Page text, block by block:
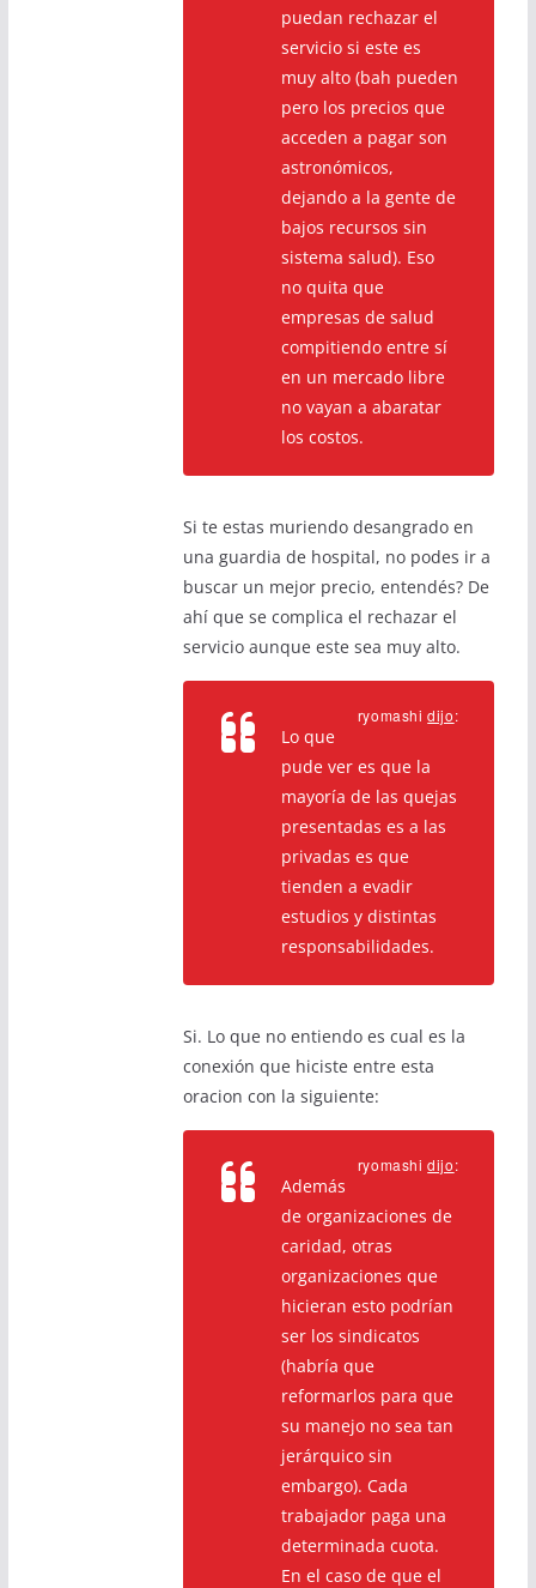
puedan rechazar el
servicio si este es
muy alto (bah pueden
pero los precios que
acceden a pagar son
astronómicos,
dejando a la gente de
bajos recursos sin
sistema salud). Eso
no quita que
empresas de salud
compitiendo entre sí
en un mercado libre
no vayan a abaratar
los costos.
Si te estas muriendo desangrado en
una guardia de hospital, no podes ir a
buscar un mejor precio, entendés? De
ahí que se complica el rechazar el
servicio aunque este sea muy alto.
ryomashidijo:
Lo que
pude ver es que la
mayoría de las quejas
presentadas es a las
privadas es que
tienden a evadir
estudios y distintas
responsabilidades.
Si. Lo que no entiendo es cual es la
conexión que hiciste entre esta
oracion con la siguiente:
ryomashidijo:
Además
de organizaciones de
caridad, otras
organizaciones que
hicieran esto podrían
ser los sindicatos
(habría que
reformarlos para que
su manejo no sea tan
jerárquico sin
embargo). Cada
trabajador paga una
determinada cuota.
En el caso de que el